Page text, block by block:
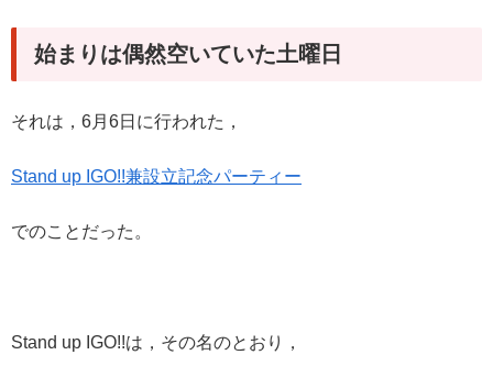
始まりは偶然空いていた土曜日
それは，6月6日に行われた，
Stand up IGO!!兼設立記念パーティー
でのことだった。
Stand up IGO!!は，その名のとおり，